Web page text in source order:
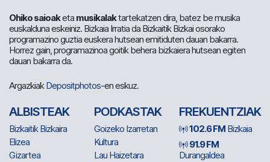
Ohiko saioaketa musikalaktartekatzen dira, batez be musika
euskalduna eskeiniz. Bizkaia Irratia da Bizkaitik Bizkai osorako
programazino guztia euskera hutsean emitiduten dauan bakarra.
Horrez gain, programazinoa goitik behera bizkaiera hutsean egiten
dauan bakarra da.
ArgazkiakDepositphotos-en eskuz.
ALBISTEAK
Bizkaitik Bizkaira
Elizea
Gizartea
PODKASTAK
Goizeko Izarretan
Kultura
Lau Haizetara
FREKUENTZIAK
102.6 FM Bizkaia
91.9 FM
Durangaldea